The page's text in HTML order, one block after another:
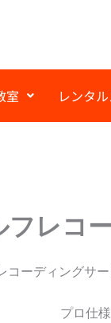
室 レンタ
フレコ
コーディングサ
プロ仕